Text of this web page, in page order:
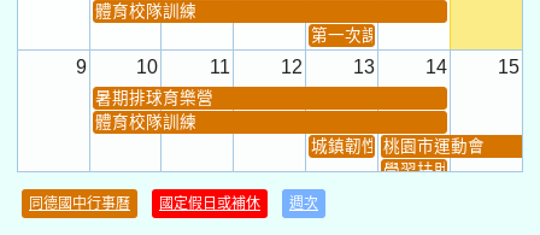
體育校隊訓練
第一次課發會 (12:30~)
9 10 11 12 13 14 15
暑期排球育樂營
體育校隊訓練
城鎮韌性(防空)演習
桃園市運動會
學習扶助課程結束
同德國中行事曆 國定假日或補休 週次